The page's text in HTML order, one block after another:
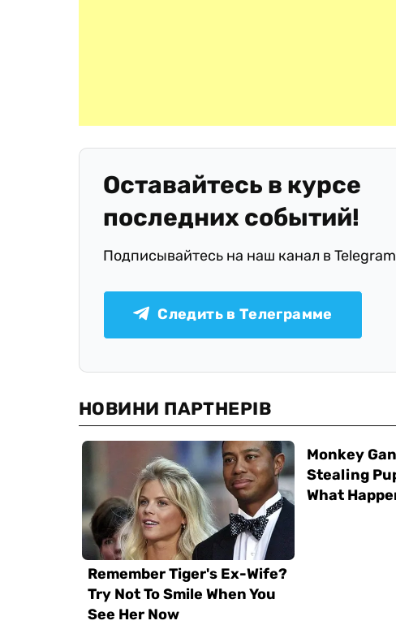
Оставайтесь в курсе
последних событий!
Подписывайтесь на наш канал в Telegram
Следить в Телеграмме